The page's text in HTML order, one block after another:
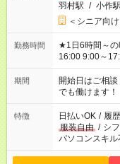
羽村駅 / 小作駅
＜シニア向
勤務時間
★1日6時間～の時短シフトOK ★
16:00 9:00～17:00
場合、他のお
ん ※法令に基
となります ※労
短時間・短期
期間
開始日はご相
でも働けます！
特徴 日払いOK / 履
服装自由 / シ
パソコンスキル